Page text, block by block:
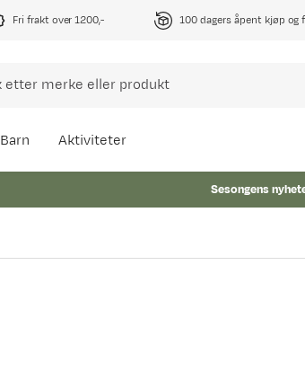
Fri frakt over 1200,- 100 dagers åpent kjøp og
Barn Aktiviteter
Sesongens